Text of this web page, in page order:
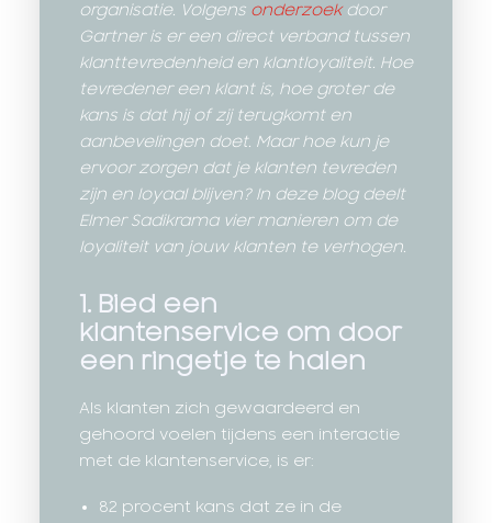
organisatie. Volgens onderzoekdoor
Gartner is er een direct verband tussen
klanttevredenheid en klantloyaliteit. Hoe
tevredener een klant is, hoe groter de
kans is dat hij of zij terugkomt en
aanbevelingen doet. Maar hoe kun je
ervoor zorgen dat je klanten tevreden
zijn en loyaal blijven? In deze blog deelt
Elmer Sadikrama vier manieren om de
loyaliteit van jouw klanten te verhogen.
1. Bied een
klantenservice om door
een ringetje te halen
Als klanten zich gewaardeerd en
gehoord voelen tijdens een interactie
met de klantenservice, is er:
82 procent kans dat ze in de